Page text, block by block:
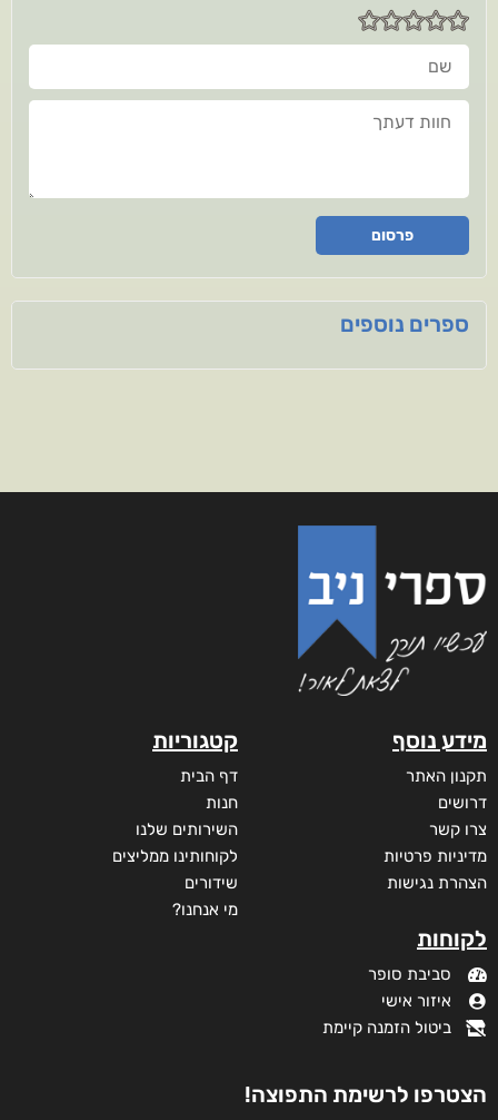
שם
חוות דעתך
פרסום
ספרים נוספים
מידע נוסף
תקנון האתר
דרושים
צרו קשר
מדיניות פרטיות
הצהרת נגישות
לקוחות
סביבת סופר
איזור אישי
ביטול הזמנה קיימת
קטגוריות
דף הבית
חנות
השירותים שלנו
לקוחותינו ממליצים
שידורים
מי אנחנו?
הצטרפו לרשימת התפוצה!